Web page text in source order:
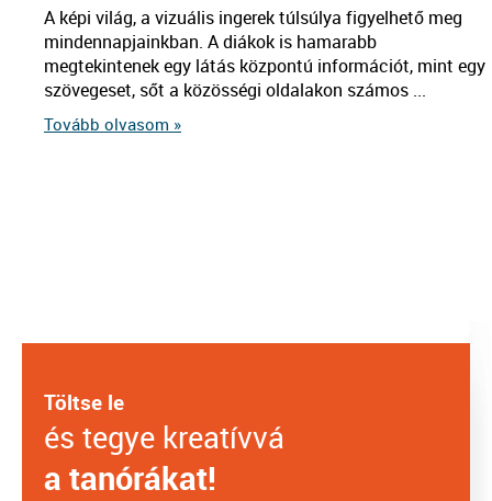
A képi világ, a vizuális ingerek túlsúlya figyelhető meg
mindennapjainkban. A diákok is hamarabb
megtekintenek egy látás központú információt, mint egy
szövegeset, sőt a közösségi oldalakon számos ...
Tovább olvasom »
Töltse le
és tegye kreatívvá
a tanórákat!